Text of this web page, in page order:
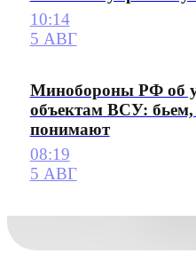
10:14
5 АВГ
Минобороны РФ об
объектам ВСУ: бьем,
понимают
08:19
5 АВГ